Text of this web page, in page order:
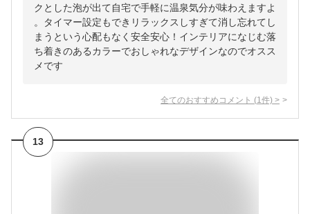
クとした泡が出て自宅で手軽に温泉気分が味わえますよ
。タイマー設定もできリラックスしすぎて消し忘れてし
まうという心配もなく安全安心！インテリアになじむ落
ち着きのあるカラーでおしゃれなデザインなのでオスス
メです
全てのおすすめコメント (1 件) >
13